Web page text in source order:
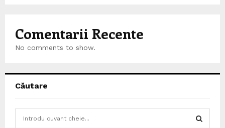
Comentarii Recente
No comments to show.
Căutare